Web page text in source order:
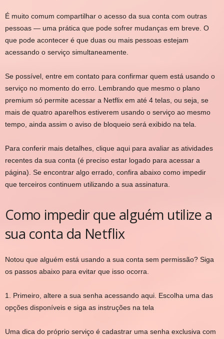
É muito comum compartilhar o acesso da sua conta com outras
pessoas — uma prática que pode sofrer mudanças em breve. O
que pode acontecer é que duas ou mais pessoas estejam
acessando o serviço simultaneamente.
Se possível, entre em contato para confirmar quem está usando o
serviço no momento do erro. Lembrando que mesmo o plano
premium só permite acessar a Netflix em até 4 telas, ou seja, se
mais de quatro aparelhos estiverem usando o serviço ao mesmo
tempo, ainda assim o aviso de bloqueio será exibido na tela.
Para conferir mais detalhes, clique aqui para avaliar as atividades
recentes da sua conta (é preciso estar logado para acessar a
página). Se encontrar algo errado, confira abaixo como impedir
que terceiros continuem utilizando a sua assinatura.
Como impedir que alguém utilize a
sua conta da Netflix
Notou que alguém está usando a sua conta sem permissão? Siga
os passos abaixo para evitar que isso ocorra.
1. Primeiro, altere a sua senha acessando aqui. Escolha uma das
opções disponíveis e siga as instruções na tela
Uma dica do próprio serviço é cadastrar uma senha exclusiva com